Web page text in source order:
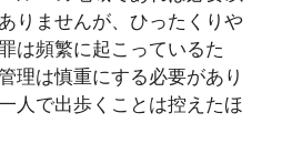
りませんが、ひったくりや
は頻繁に起こっているた
理は慎重にする必要があり
人で出歩くことは控えたほ